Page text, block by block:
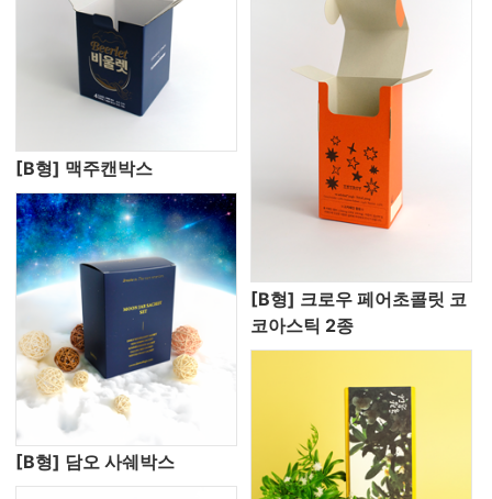
[B형] 맥주캔박스
[B형] 담오 사쉐박스
[B형] 크로우 페어초콜릿 코
코아스틱 2종